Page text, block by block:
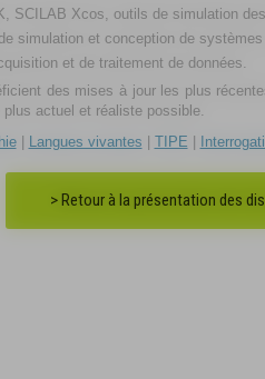
SCILAB Xcos, outils de simulation
simulation et conception de systèmes
et de traitement de données.
des mises à jour les plus
actuel et réaliste possible.
| Langues vivantes | TIPE |
> Retour à la présentation des